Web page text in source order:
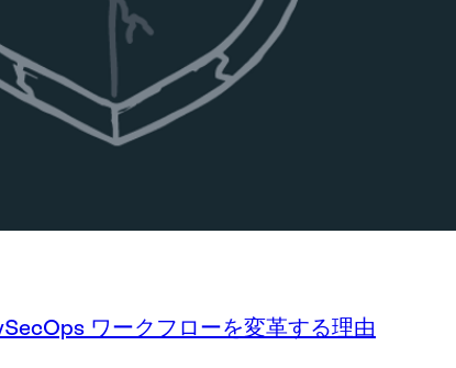
ワークフローを変革する理由